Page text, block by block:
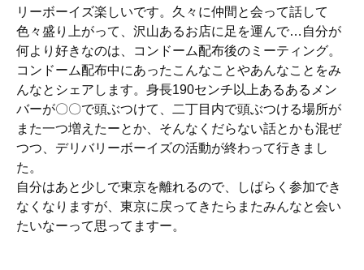
リーボーイズ楽しいです。久々に仲間と会って話して
色々盛り上がって、沢山あるお店に足を運んで…自分が
何より好きなのは、コンドーム配布後のミーティング。
コンドーム配布中にあったこんなことやあんなことをみ
んなとシェアします。身長190センチ以上あるあるメン
バーが〇〇で頭ぶつけて、二丁目内で頭ぶつける場所が
また一つ増えたーとか、そんなくだらない話とかも混ぜ
つつ、デリバリーボーイズの活動が終わって行きまし
た。
自分はあと少しで東京を離れるので、しばらく参加でき
なくなりますが、東京に戻ってきたらまたみんなと会い
たいなーって思ってますー。